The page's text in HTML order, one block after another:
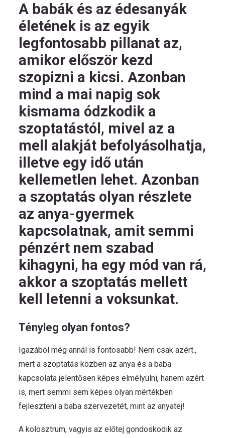
A babák és az édesanyák
életének is az egyik
legfontosabb pillanat az,
amikor először kezd
szopizni a kicsi. Azonban
mind a mai napig sok
kismama ódzkodik a
szoptatástól, mivel az a
mell alakját befolyásolhatja,
illetve egy idő után
kellemetlen lehet. Azonban
a szoptatás olyan részlete
az anya-gyermek
kapcsolatnak, amit semmi
pénzért nem szabad
kihagyni, ha egy mód van rá,
akkor a szoptatás mellett
kell letenni a voksunkat.
Tényleg olyan fontos?
Igazából még annál is fontosabb! Nem csak azért.,
mert a szoptatás közben az anya és a baba
kapcsolata jelentősen képes elmélyülni, hanem azért
is, mert semmi sem képes olyan mértékben
fejleszteni a baba szervezetét, mint az anyatej!
A kolosztrum, vagyis az előtej gondoskodik az